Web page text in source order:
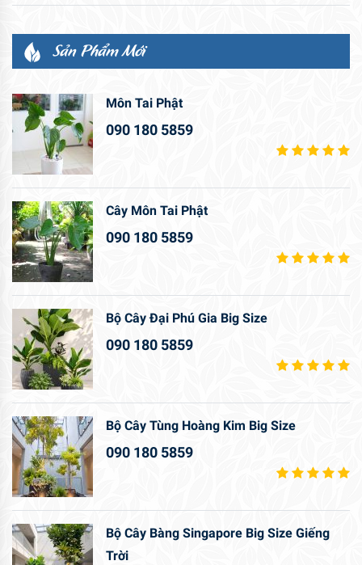
Sản Phẩm Mới
Môn Tai Phật
090 180 5859
Cây Môn Tai Phật
090 180 5859
Bộ Cây Đại Phú Gia Big Size
090 180 5859
Bộ Cây Tùng Hoàng Kim Big Size
090 180 5859
Bộ Cây Bàng Singapore Big Size Giếng
Trời